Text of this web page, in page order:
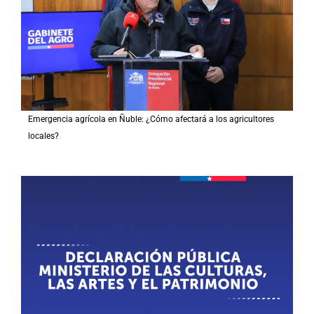
Emergencia agrícola en Ñuble: ¿Cómo afectará a los agricultores
locales?